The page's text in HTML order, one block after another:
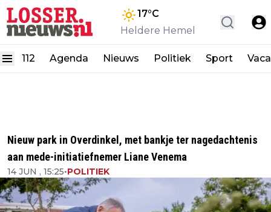
17°C
Heldere Hemel
112 Agenda Nieuws Politiek Sport
Nieuw park in Overdinkel, met bankje ter nagedachtenis
aan mede-initiatiefnemer Liane Venema
14 JUN , 15:25•POLITIEK